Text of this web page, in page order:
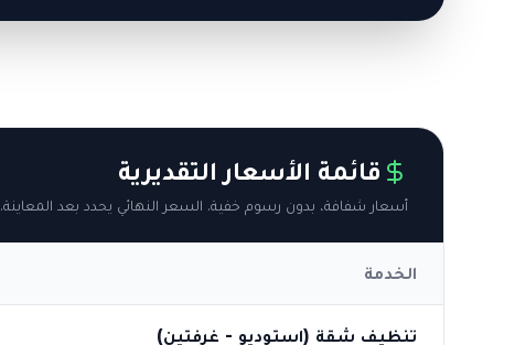
قائمة الأسعار التقديرية
أسعار شفافة، بدون رسوم خفية. السعر النهائي يحدد بعد المعاينة.
الخدمة
تنظيف شقة (استوديو - غرفتين)